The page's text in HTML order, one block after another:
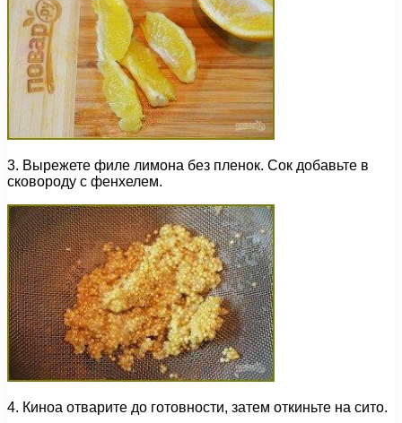
3. Вырежете филе лимона без пленок. Сок добавьте в
сковороду с фенхелем.
4. Киноа отварите до готовности, затем откиньте на сито.